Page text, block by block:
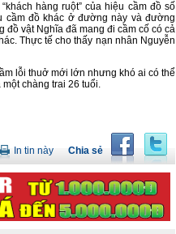
hàng ruột” của hiệu cầm đồ số
cầm đồ khác ở đường này và đường
đồ vật Nghĩa đã mang đi cầm cố có cả
Thực tế cho thấy nạn nhân Nguyễn
lỗi thuở mới lớn nhưng khó ai có thể
chàng trai 26 tuổi.
Chia sẻ
In tin này